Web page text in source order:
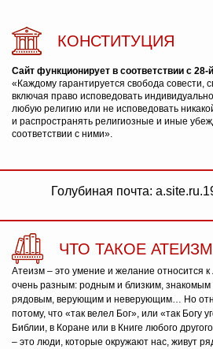
КОНСТИТУЦИЯ
Сайт функционирует в соответствии с 28-
«Каждому гарантируется свобода совести,
включая право исповедовать
любую религию или не исповедовать
и распространять религиозные и иные
соответствии с ними».
Голубиная почта:
ЧТО ТАКОЕ
Атеизм – это умение и желание относится
очень разным: родным и близким,
рядовым, верующим и неверующим… Но
потому, что «так велел Бог», или «так Богу
Библии, в Коране или в Книге любого
– это люди, которые окружают нас, живут